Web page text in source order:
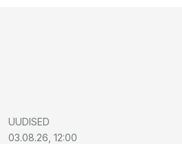
UUDISED
03.08.26, 12:00